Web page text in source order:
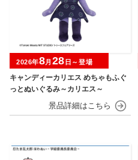
キャンディーカリエス めちゃもふぐ
っとぬいぐるみ～カリエス～
2026年8月 28 日～登場